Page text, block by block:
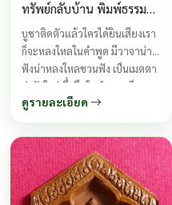
ทรัพย์กลับบ้าน พิมพ์ธรรมดา
ฝังตะกรุดหัวใจสาริกาคู่ ปี
2556
บูชาติดตัวแล้วใครได้ยินเสียงเรา
ก็จะหลงใหลในคำพูด มีวาจาน่า
ฟังน่าหลงใหลชวนฟัง เป็นเมตตา
น่ารักใคร่เชื่อถือในคำพูด เป็น
เมตตามหาเสน่ห์แม้กระทั่งท้าว
พระยาโกรธเราแบบจะฆ่าจะแกง
เห็นหน้าเราหายโกรธจนสิ้นโทษ
ถึงตายก็ไม่ตาย จากร้ายกลับ
กลายเป็นดีเป็น จะทำให้มีแต่คน
รักไม่มีคนเกลียดเป็นมหาละลวย
ดูรายละเอียด